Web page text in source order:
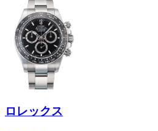
ロレックス